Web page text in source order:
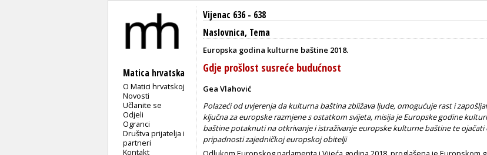
Matica hrvatska
O Matici hrvatskoj
Novosti
Učlanite se
Odjeli
Ogranci
Društva prijatelja i
partneri
Kontakt
Vijenac 636 - 638
Naslovnica, Tema
Europska godina kulturne baštine 2018.
Gdje prošlost susreće budućnost
Gea Vlahović
Polazeći od uvjerenja da kulturna baština zbližava ljude, omogućuje rast i
ključna za europske razmjene s ostatkom svijeta, misija je Europske godine
baštine potaknuti na otkrivanje i istraživanje europske kulturne baštine te ojačati
pripadnosti zajedničkoj europskoj obitelji